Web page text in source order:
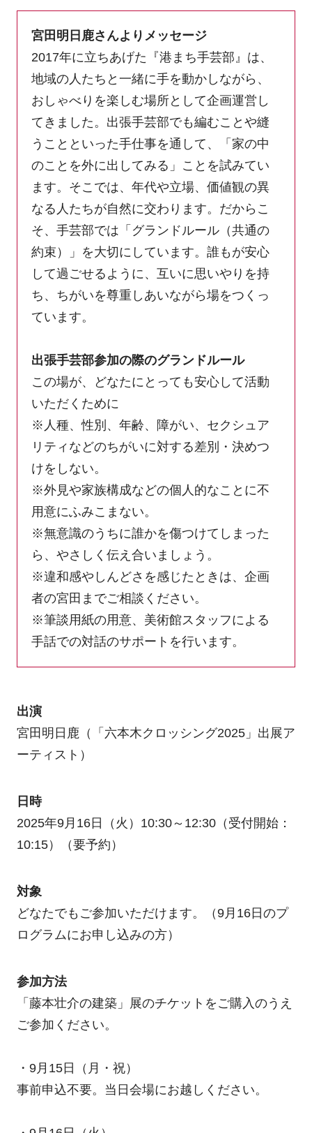
宮田明日鹿さんよりメッセージ
2017年に立ちあげた『港まち手芸部』は、
地域の人たちと一緒に手を動かしながら、
おしゃべりを楽しむ場所として企画運営し
てきました。出張手芸部でも編むことや縫
うことといった手仕事を通して、「家の中
のことを外に出してみる」ことを試みてい
ます。そこでは、年代や立場、価値観の異
なる人たちが自然に交わります。だからこ
そ、手芸部では「グランドルール（共通の
約束）」を大切にしています。誰もが安心
して過ごせるように、互いに思いやりを持
ち、ちがいを尊重しあいながら場をつくっ
ています。
出張手芸部参加の際のグランドルール
この場が、どなたにとっても安心して活動
いただくために
※人種、性別、年齢、障がい、セクシュア
リティなどのちがいに対する差別・決めつ
けをしない。
※外見や家族構成などの個人的なことに不
用意にふみこまない。
※無意識のうちに誰かを傷つけてしまった
ら、やさしく伝え合いましょう。
※違和感やしんどさを感じたときは、企画
者の宮田までご相談ください。
※筆談用紙の用意、美術館スタッフによる
手話での対話のサポートを行います。
出演
宮田明日鹿（「六本木クロッシング2025」出展ア
ーティスト）
日時
2025年9月16日（火）10:30～12:30（受付開始：
10:15）（要予約）
対象
どなたでもご参加いただけます。（9月16日のプ
ログラムにお申し込みの方）
参加方法
「藤本壮介の建築」展のチケットをご購入のうえ
ご参加ください。
・9月15日（月・祝）
事前申込不要。当日会場にお越しください。